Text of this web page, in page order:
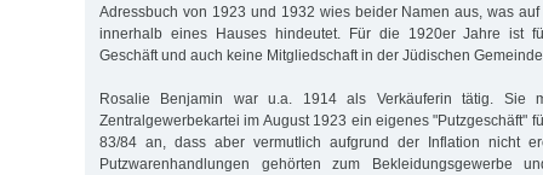
Adressbuch von 1923 und 1932 wies beider Namen aus, was
innerhalb eines Hauses hindeutet. Für die 1920er Jahre ist
Geschäft und auch keine Mitgliedschaft in der Jüdischen
Rosalie Benjamin war u.a. 1914 als Verkäuferin tätig. Sie
Zentralgewerbekartei im August 1923 ein eigenes "Putzgeschäft"
83/84 an, dass aber vermutlich aufgrund der Inflation nicht
Putzwarenhandlungen gehörten zum Bekleidungsgewerbe